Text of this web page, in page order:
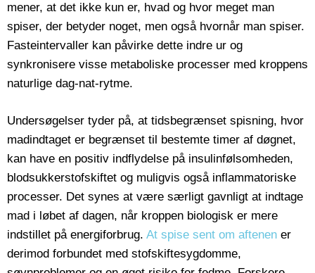
mener, at det ikke kun er, hvad og hvor meget man
spiser, der betyder noget, men også hvornår man spiser.
Fasteintervaller kan påvirke dette indre ur og
synkronisere visse metaboliske processer med kroppens
naturlige dag-nat-rytme.
Undersøgelser tyder på, at tidsbegrænset spisning, hvor
madindtaget er begrænset til bestemte timer af døgnet,
kan have en positiv indflydelse på insulinfølsomheden,
blodsukkerstofskiftet og muligvis også inflammatoriske
processer. Det synes at være særligt gavnligt at indtage
mad i løbet af dagen, når kroppen biologisk er mere
indstillet på energiforbrug. At spise sent om aftenen er
derimod forbundet med stofskiftesygdomme,